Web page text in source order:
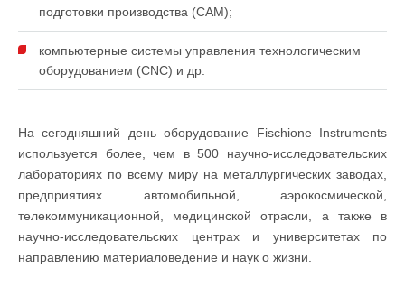
подготовки производства (CAM);
компьютерные системы управления технологическим
оборудованием (CNC) и др.
На сегодняшний день оборудование Fischione Instruments
используется более, чем в 500 научно-исследовательских
лабораториях по всему миру на металлургических заводах,
предприятиях автомобильной, аэрокосмической,
телекоммуникационной, медицинской отрасли, а также в
научно-исследовательских центрах и университетах по
направлению материаловедение и наук о жизни.